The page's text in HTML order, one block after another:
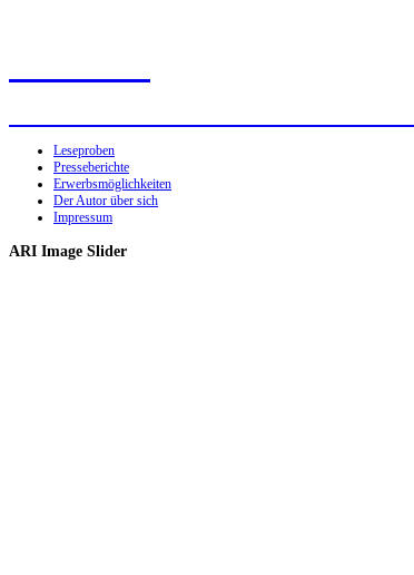
Leseproben
Presseberichte
Erwerbsmöglichkeiten
Der Autor über sich
Impressum
ARI Image Slider